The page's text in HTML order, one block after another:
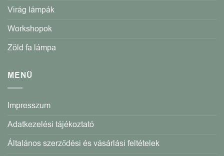
Virág lámpák
Workshopok
Zöld fa lámpa
MENÜ
Impresszum
Adatkezelési tájékoztató
Általános szerződési és vásárlási feltételek